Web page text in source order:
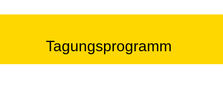
Tagungsprogramm